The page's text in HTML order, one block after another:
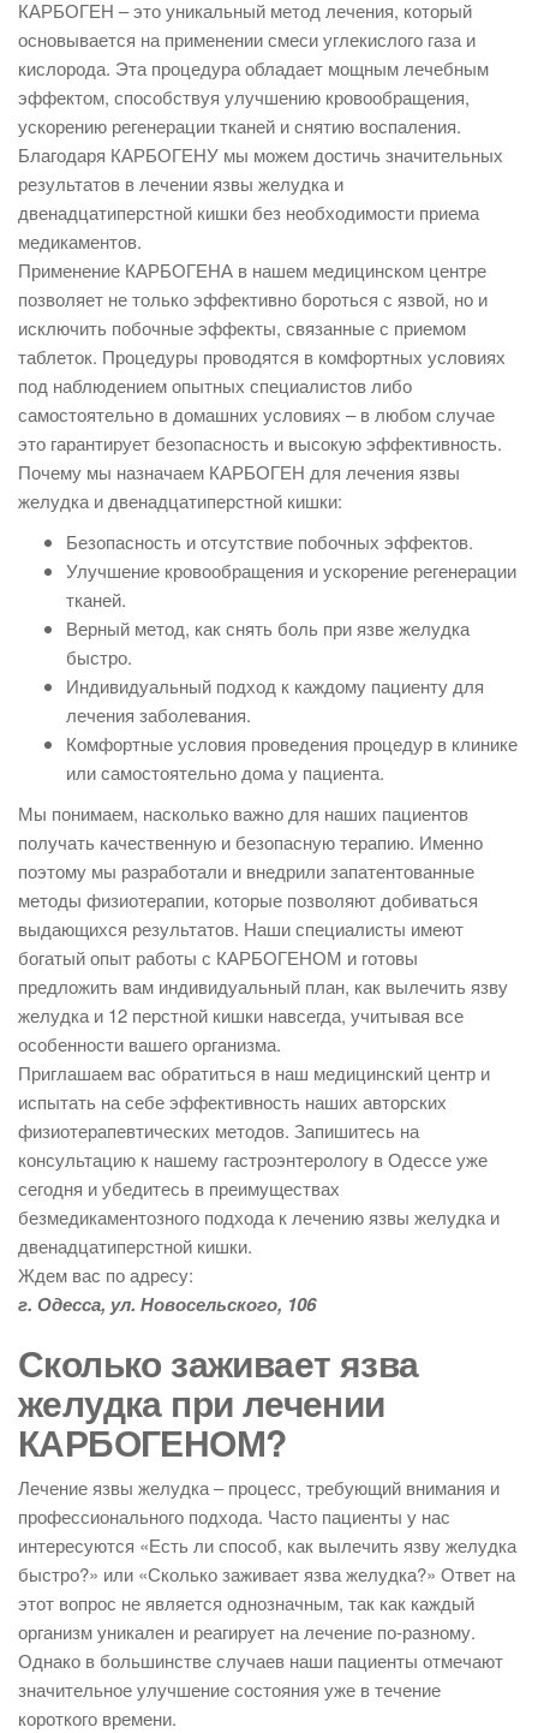
КАРБОГЕН – это уникальный метод лечения, который
основывается на применении смеси углекислого газа и
кислорода. Эта процедура обладает мощным лечебным
эффектом, способствуя улучшению кровообращения,
ускорению регенерации тканей и снятию воспаления.
Благодаря КАРБОГЕНУ мы можем достичь значительных
результатов в лечении язвы желудка и
двенадцатиперстной кишки без необходимости приема
медикаментов.
Применение КАРБОГЕНА в нашем медицинском центре
позволяет не только эффективно бороться с язвой, но и
исключить побочные эффекты, связанные с приемом
таблеток. Процедуры проводятся в комфортных условиях
под наблюдением опытных специалистов либо
самостоятельно в домашних условиях – в любом случае
это гарантирует безопасность и высокую эффективность.
Почему мы назначаем КАРБОГЕН для лечения язвы
желудка и двенадцатиперстной кишки:
Безопасность и отсутствие побочных эффектов.
Улучшение кровообращения и ускорение регенерации
тканей.
Верный метод, как снять боль при язве желудка
быстро.
Индивидуальный подход к каждому пациенту для
лечения заболевания.
Комфортные условия проведения процедур в клинике
или самостоятельно дома у пациента.
Мы понимаем, насколько важно для наших пациентов
получать качественную и безопасную терапию. Именно
поэтому мы разработали и внедрили запатентованные
методы физиотерапии, которые позволяют добиваться
выдающихся результатов. Наши специалисты имеют
богатый опыт работы с КАРБОГЕНОМ и готовы
предложить вам индивидуальный план, как вылечить язву
желудка и 12 перстной кишки навсегда, учитывая все
особенности вашего организма.
Приглашаем вас обратиться в наш медицинский центр и
испытать на себе эффективность наших авторских
физиотерапевтических методов. Запишитесь на
консультацию к нашему гастроэнтерологу в Одессе уже
сегодня и убедитесь в преимуществах
безмедикаментозного подхода к лечению язвы желудка и
двенадцатиперстной кишки.
Ждем вас по адресу:
г. Одесса, ул. Новосельского, 106
Сколько заживает язва
желудка при лечении
КАРБОГЕНОМ?
Лечение язвы желудка – процесс, требующий внимания и
профессионального подхода. Часто пациенты у нас
интересуются «Есть ли способ, как вылечить язву желудка
быстро?» или «Сколько заживает язва желудка?» Ответ на
этот вопрос не является однозначным, так как каждый
организм уникален и реагирует на лечение по-разному.
Однако в большинстве случаев наши пациенты отмечают
значительное улучшение состояния уже в течение
короткого времени.